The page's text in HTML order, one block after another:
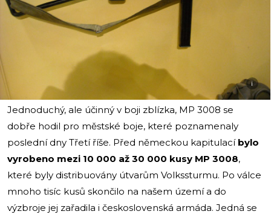
i
Jednoduchý, ale účinný v boji zblízka, MP 3008 se
dobře hodil pro městské boje, které poznamenaly
poslední dny Třetí říše. Před německou kapitulací bylo
vyrobeno mezi 10 000 až 30 000 kusy MP 3008,
které byly distribuovány útvarům Volkssturmu. Po válce
mnoho tisíc kusů skončilo na našem území a do
výzbroje jej zařadila i československá armáda. Jedná se